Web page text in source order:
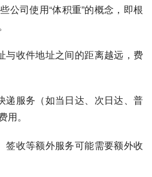
公司使用“体积重”的概念，即根
与收件地址之间的距离越远，费
递服务（如当日达、次日达、普
。
签收等额外服务可能需要额外收